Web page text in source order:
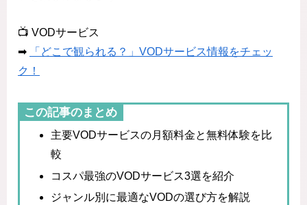
📺 VODサービス
➡
「どこで観られる？」VODサービス情報をチェッ
ク！
この記事のまとめ
主要VODサービスの月額料金と無料体験を比
較
コスパ最強のVODサービス3選を紹介
ジャンル別に最適なVODの選び方を解説